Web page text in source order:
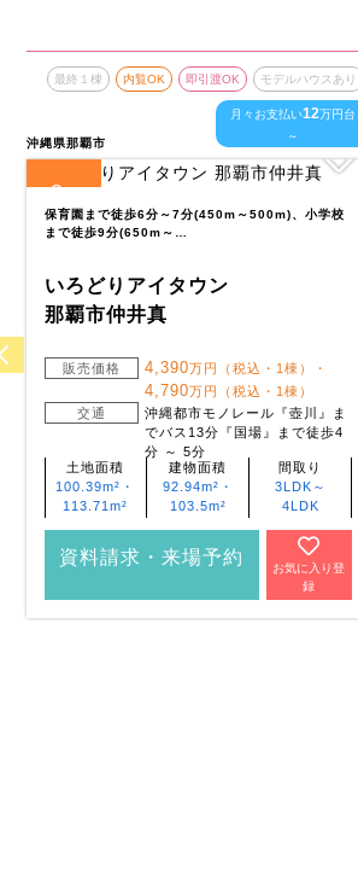
沖縄県那覇市
最終１棟 内覧OK 即引渡OK モデルハウスあり
月々お支払い12万円台
～
8
保育園まで徒歩6分～7分(450m～500m)、小学校
まで徒歩9分(650m～…
いろどりアイタウン
那覇市仲井真
販売価格 4,390万円（税込・1棟）・
4,790万円（税込・1棟）
交通
沖縄都市モノレール『壺川』ま
でバス13分『国場』まで徒歩4
分 ～ 5分
土地面積
100.39m²・
113.71m²
建物面積
92.94m²・
103.5m²
間取り
3LDK～
4LDK
資料請求・来場予約
お気に入り登
録